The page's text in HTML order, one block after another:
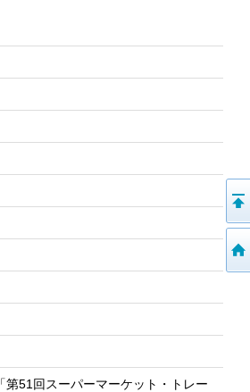
第51回スーパーマーケット・トレー